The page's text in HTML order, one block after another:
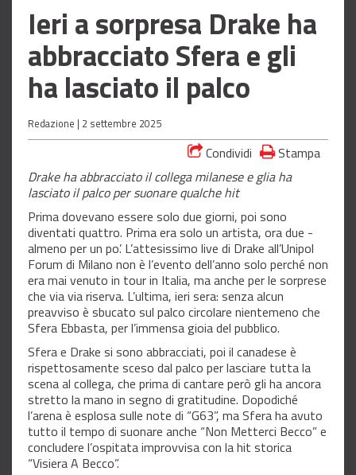
Ieri a sorpresa Drake ha
abbracciato Sfera e gli
ha lasciato il palco
Redazione | 2 settembre 2025
Condividi
Stampa
Drake ha abbracciato il collega milanese e glia ha
lasciato il palco per suonare qualche hit
Prima dovevano essere solo due giorni, poi sono
diventati quattro. Prima era solo un artista, ora due -
almeno per un po’. L’attesissimo live di Drake all’Unipol
Forum di Milano non è l’evento dell’anno solo perché non
era mai venuto in tour in Italia, ma anche per le sorprese
che via via riserva. L’ultima, ieri sera: senza alcun
preavviso è sbucato sul palco circolare nientemeno che
Sfera Ebbasta, per l’immensa gioia del pubblico.
Sfera e Drake si sono abbracciati, poi il canadese è
rispettosamente sceso dal palco per lasciare tutta la
scena al collega, che prima di cantare però gli ha ancora
stretto la mano in segno di gratitudine. Dopodiché
l’arena è esplosa sulle note di “G63”, ma Sfera ha avuto
tutto il tempo di suonare anche “Non Metterci Becco” e
concludere l’ospitata improvvisa con la hit storica
“Visiera A Becco”.